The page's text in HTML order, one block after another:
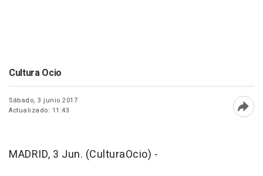
Cultura Ocio
Sábado, 3 junio 2017
Actualizado: 11:43
MADRID, 3 Jun. (CulturaOcio) -